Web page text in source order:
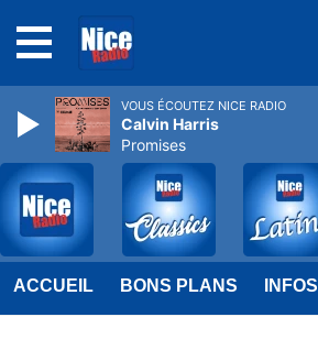
ACCUEIL BONS PLANS INFOS
VOUS ÉCOUTEZ NICE RADIO
Calvin Harris
Promises